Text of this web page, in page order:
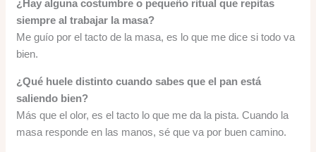
¿Hay alguna costumbre o pequeño ritual que repitas
siempre al trabajar la masa?
Me guío por el tacto de la masa, es lo que me dice si todo va
bien.
¿Qué huele distinto cuando sabes que el pan está
saliendo bien?
Más que el olor, es el tacto lo que me da la pista. Cuando la
masa responde en las manos, sé que va por buen camino.